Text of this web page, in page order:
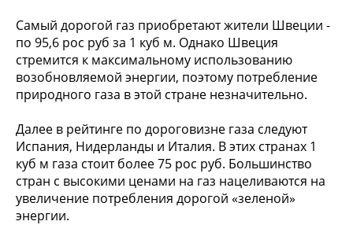
Самый дорогой газ приобретают жители Швеции -
по 95,6 рос руб за 1 куб м. Однако Швеция
стремится к максимальному использованию
возобновляемой энергии, поэтому потребление
природного газа в этой стране незначительно.
Далее в рейтинге по дороговизне газа следуют
Испания, Нидерланды и Италия. В этих странах 1
куб м газа стоит более 75 рос руб. Большинство
стран с высокими ценами на газ нацеливаются на
увеличение потребления дорогой «зеленой»
энергии.